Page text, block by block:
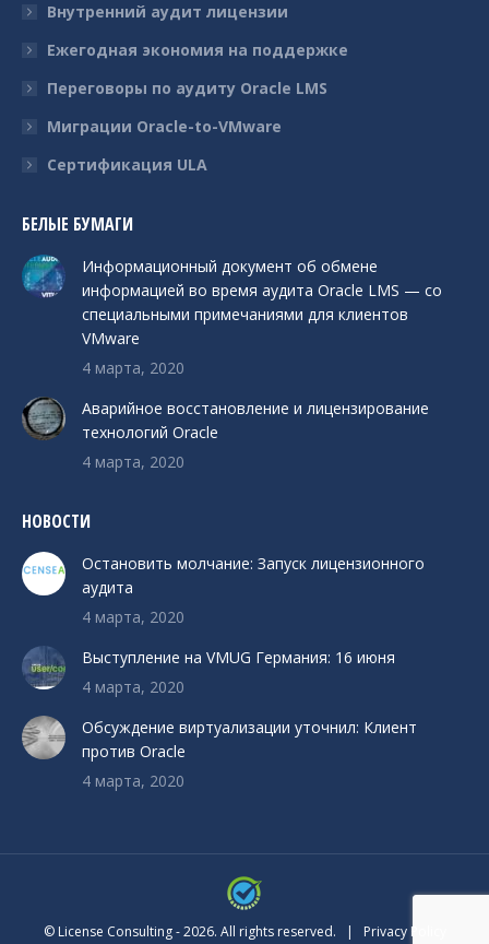
Внутренний аудит лицензии
Ежегодная экономия на поддержке
Переговоры по аудиту Oracle LMS
Миграции Oracle-to-VMware
Сертификация ULA
БЕЛЫЕ БУМАГИ
Информационный документ об обмене
информацией во время аудита Oracle LMS — со
специальными примечаниями для клиентов
VMware
4 марта, 2020
Аварийное восстановление и лицензирование
технологий Oracle
4 марта, 2020
НОВОСТИ
Остановить молчание: Запуск лицензионного
аудита
4 марта, 2020
Выступление на VMUG Германия: 16 июня
4 марта, 2020
Обсуждение виртуализации уточнил: Клиент
против Oracle
4 марта, 2020
© License Consulting - 2026. All rights reserved. | Privacy Policy